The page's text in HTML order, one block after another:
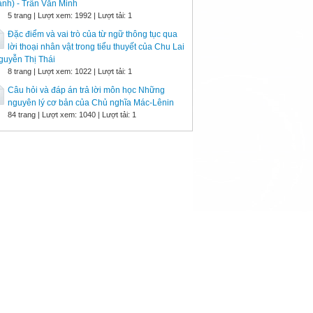
- Trần Văn Minh
5 trang | Lượt xem: 1992 | Lượt tải: 1
Đặc điểm và vai trò của từ ngữ thông tục qua
lời thoại nhân vật trong tiểu thuyết của Chu Lai
Thị Thái
8 trang | Lượt xem: 1022 | Lượt tải: 1
Câu hỏi và đáp án trả lời môn học Những
nguyên lý cơ bản của Chủ nghĩa Mác-Lênin
84 trang | Lượt xem: 1040 | Lượt tải: 1